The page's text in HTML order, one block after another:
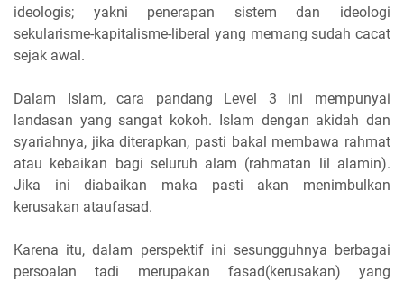
ideologis; yakni penerapan sistem dan ideologi
sekularisme-kapitalisme-liberal yang memang sudah cacat
sejak awal.
Dalam Islam, cara pandang Level 3 ini mempunyai
landasan yang sangat kokoh. Islam dengan akidah dan
syariahnya, jika diterapkan, pasti bakal membawa rahmat
atau kebaikan bagi seluruh alam (rahmatan lil alamin).
Jika ini diabaikan maka pasti akan menimbulkan
kerusakan ataufasad.
Karena itu, dalam perspektif ini sesungguhnya berbagai
persoalan tadi merupakan fasad(kerusakan) yang